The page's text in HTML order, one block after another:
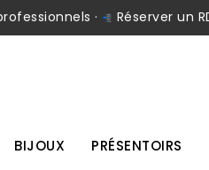
· Réserver un
BIJOUX PRÉSENTOIRS